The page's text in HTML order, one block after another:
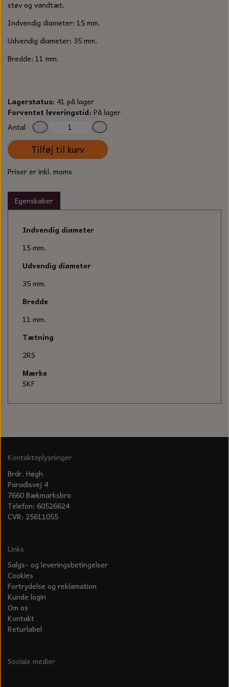
SORTIMENT
TECUMSEH
OLIE TIL SMÅMOTORER & HAVEMASKINER
SPÆNDEBÅND
BENSINSLANGE OG FILTRE
STARTSNOR OG TILBEHØR
UNIVERSAL KABLER OG TILBEHØR
UNIVERSAL REMSKIVER OG STYRERULLER
KÆDER TIL MOTORSAV
KLINGSPOR
BATTERILADEAPPARAT
KNIVE OG TILBEHØR
VÆRKTØJSSÆT
FEDTPRESSER
støv og vandtæt.
Indvendig diameter: 15 mm.
Udvendig diameter: 35 mm.
Bredde: 11 mm.
Lagerstatus: 41 på lager
Forventet leveringstid: På lager
Antal
Tilføj til kurv
Priser er inkl. moms
Egenskaber
Indvendig diameter
15 mm.
Udvendig diameter
35 mm.
Bredde
11 mm.
Tætning
2RS
Mærke
SKF
Kontaktoplysninger
Brdr. Høgh
Paradisvej 4
7660 Bækmarksbro
Telefon: 60526624
CVR: 25611055
Links
Salgs- og leveringsbetingelser
Cookies
Fortrydelse og reklamation
Kunde login
Om os
Kontakt
Returlabel
Sociale medier